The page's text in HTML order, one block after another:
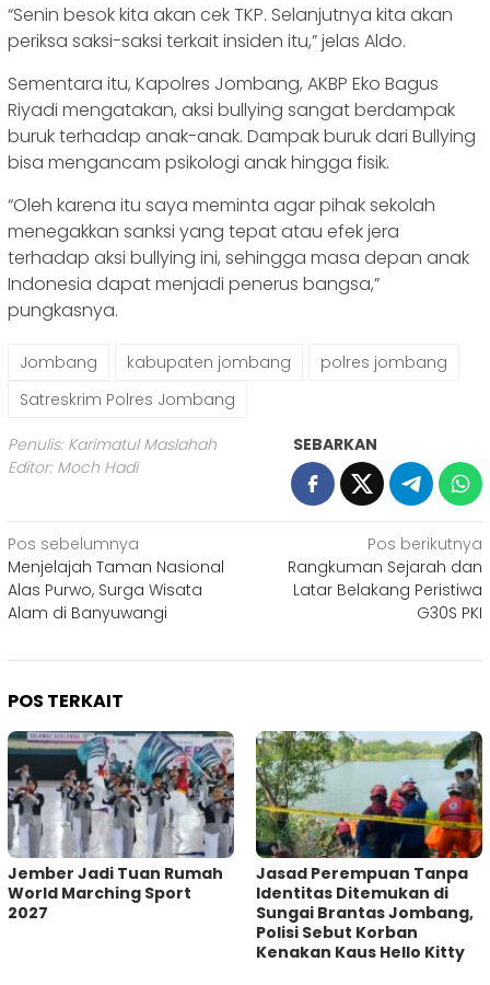
“Senin besok kita akan cek TKP. Selanjutnya kita akan
periksa saksi-saksi terkait insiden itu,” jelas Aldo.
Sementara itu, Kapolres Jombang, AKBP Eko Bagus
Riyadi mengatakan, aksi bullying sangat berdampak
buruk terhadap anak-anak. Dampak buruk dari Bullying
bisa mengancam psikologi anak hingga fisik.
“Oleh karena itu saya meminta agar pihak sekolah
menegakkan sanksi yang tepat atau efek jera
terhadap aksi bullying ini, sehingga masa depan anak
Indonesia dapat menjadi penerus bangsa,”
pungkasnya.
Jombang kabupaten jombang
polres jombang
Satreskrim Polres Jombang
Penulis: Karimatul Maslahah
Editor: Moch Hadi
SEBARKAN
Navigasi
pos
Pos sebelumnya
Menjelajah Taman Nasional
Alas Purwo, Surga Wisata
Alam di Banyuwangi
Pos berikutnya
Rangkuman Sejarah dan
Latar Belakang Peristiwa
G30S PKI
POS TERKAIT
Jember Jadi Tuan Rumah
World Marching Sport
2027
Jasad Perempuan Tanpa
Identitas Ditemukan di
Sungai Brantas Jombang,
Polisi Sebut Korban
Kenakan Kaus Hello Kitty